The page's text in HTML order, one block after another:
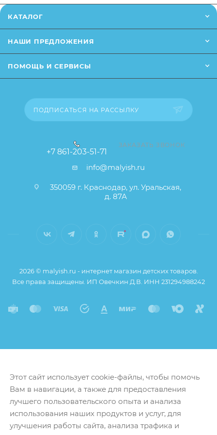
ребенка с помощью этого динозаврика
Размер упаковки: 16,5 х 13,5 х 25 см
Возраст: 1+
сайте (например, оттенки цветов, незначительные
влияющие на основные потребительские свойства
свойства и иные существенные элементы товара и
КАТАЛОГ
НАШИ ПРЕДЛОЖЕНИЯ
ПОМОЩЬ И СЕРВИСЫ
ПОДПИСАТЬСЯ НА РАССЫЛКУ
+7 861-203-51-71
ЗАКАЗАТЬ ЗВОНОК
info@malyish.ru
350059 г. Краснодар, ул. Уральская,
д. 87А
2026 © malyish.ru - интернет магазин детских товаров.
Все права защищены. ИП Овечкин Д.В. ИНН 231294988242
Этот сайт использует cookie-файлы, чтобы помочь
Вам в навигации, а также для предоставления
лучшего пользовательского опыта и анализа
использования наших продуктов и услуг, для
улучшения работы сайта, анализа трафика и